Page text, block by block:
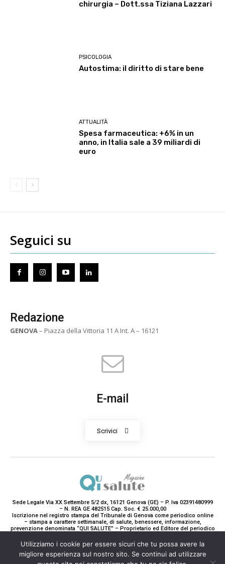
chirurgia – Dott.ssa Tiziana Lazzari
PSICOLOGIA
Autostima: il diritto di stare bene
ATTUALITÀ
Spesa farmaceutica: +6% in un
anno, in Italia sale a 39 miliardi di
euro
Seguici su
Redazione
GENOVA– Piazza della Vittoria 11 A Int. A – 16121
E-mail
Scrivici
Sede Legale Via XX Settembre 5/2 dx, 16121 Genova (GE) – P. Iva 02391480999
– N. REA GE 482515 Cap. Soc. € 25.000,00
Iscrizione nel registro stampa del Tribunale di Genova come periodico online
– stampa a carattere settimanale, di salute, benessere, informazione,
prevenzione denominata “QUI SALUTE” – Proprietario ed Editore del periodico
Paola Gavarone. (Iscrizione registro stampa R.V. 5663/2020 Reg. Stampa
N.14/2020 Cron. 890/2020).
2020-2025© Teddy Luxury SRL
Utilizziamo i cookie per essere sicuri che tu possa avere la
migliore esperienza sul nostro sito. Se continui ad utilizzare